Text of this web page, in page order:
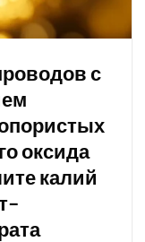
с
оксида
калий